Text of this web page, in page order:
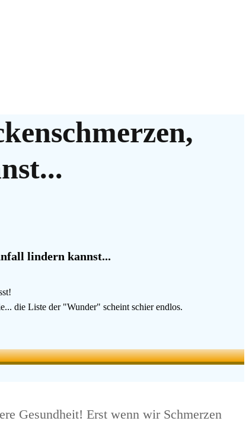
lindern kannst...
die Liste der "Wunder" scheint schier endlos.
Gesundheit! Erst wenn wir Schmerzen